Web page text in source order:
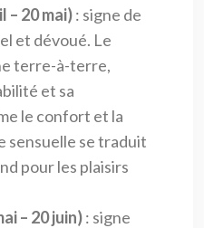
– 20 mai): signe de
et dévoué. Le
terre-à-terre,
et sa
le confort et la
sensuelle se traduit
pour les plaisirs
– 20 juin): signe